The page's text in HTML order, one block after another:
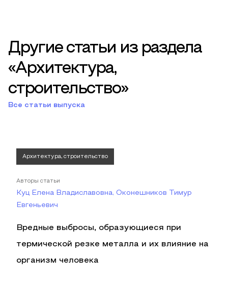
Другие статьи из раздела
«Архитектура,
строительство»
Все статьи выпуска
Архитектура, строительство
Авторы статьи
Куц Елена Владиславовна, Оконешников Тимур
Евгеньевич
Вредные выбросы, образующиеся при
термической резке металла и их влияние на
организм человека